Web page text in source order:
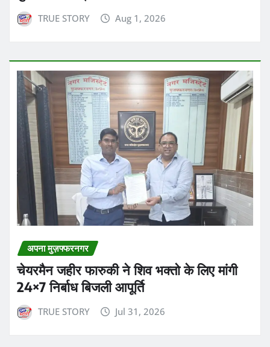
TRUE STORY Aug 1, 2026
अपना मुज़फ्फरनगर
चेयरमैन जहीर फारुकी ने शिव भक्तो के लिए मांगी
24×7 निर्बाध बिजली आपूर्ति
TRUE STORY Jul 31, 2026